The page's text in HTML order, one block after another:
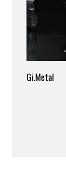
Gi.Metal